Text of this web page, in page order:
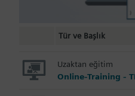
Tür ve Başlık
Uzaktan eğitim
Online-Training -